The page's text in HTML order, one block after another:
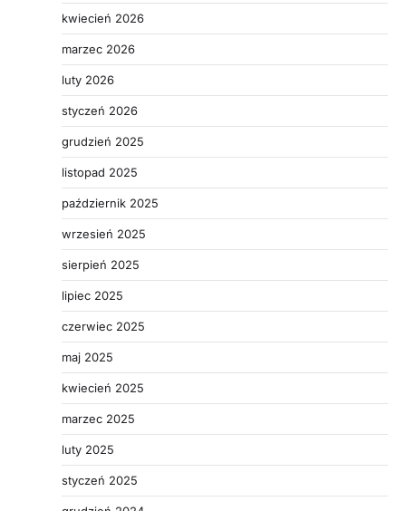
kwiecień 2026
marzec 2026
luty 2026
styczeń 2026
grudzień 2025
listopad 2025
październik 2025
wrzesień 2025
sierpień 2025
lipiec 2025
czerwiec 2025
maj 2025
kwiecień 2025
marzec 2025
luty 2025
styczeń 2025